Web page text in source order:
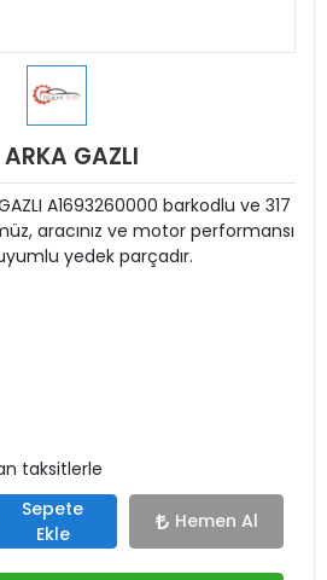
GAZLI
A1693260000 barkodlu ve 317
aracınız ve motor performansı
yedek parçadır.
taksitlerle
Sepete
Ekle
Hemen Al